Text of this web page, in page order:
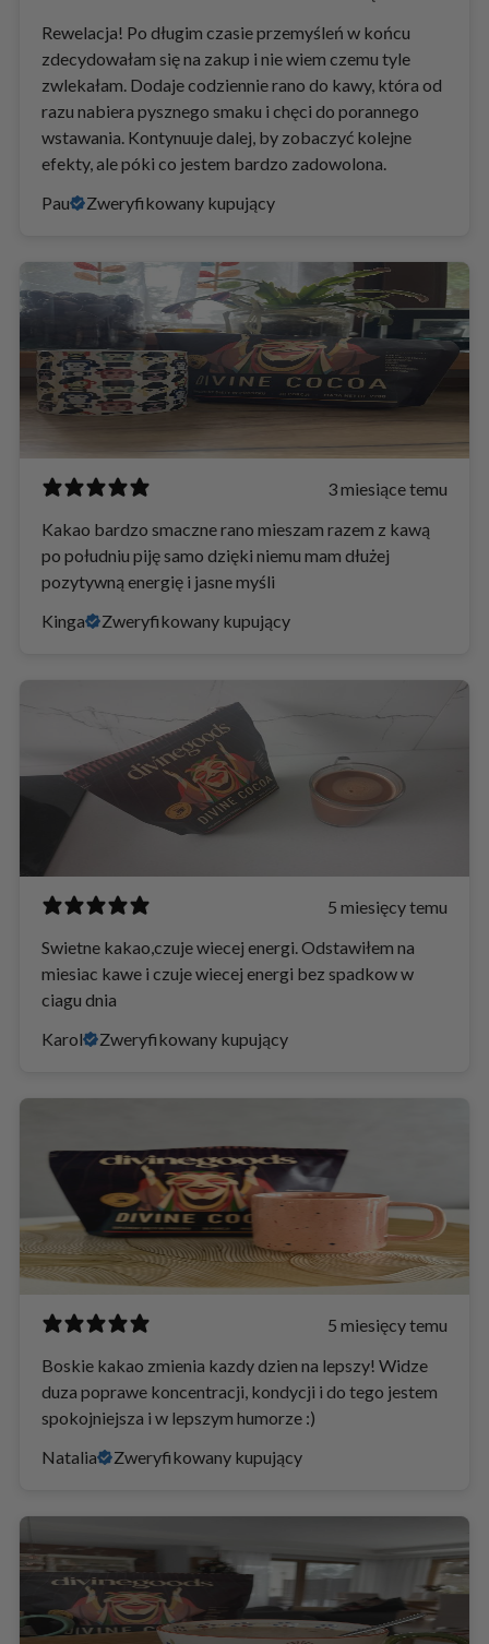
Rewelacja! Po długim czasie przemyśleń w końcu
zdecydowałam się na zakup i nie wiem czemu tyle
zwlekałam. Dodaje codziennie rano do kawy, która od
razu nabiera pysznego smaku i chęci do porannego
wstawania. Kontynuuje dalej, by zobaczyć kolejne
efekty, ale póki co jestem bardzo zadowolona.
Pau
Zweryfikowany kupujący
3 miesiące temu
Kakao bardzo smaczne rano mieszam razem z kawą
po południu piję samo dzięki niemu mam dłużej
pozytywną energię i jasne myśli
Kinga
Zweryfikowany kupujący
5 miesięcy temu
Swietne kakao,czuje wiecej energi. Odstawiłem na
miesiac kawe i czuje wiecej energi bez spadkow w
ciagu dnia
Karol
Zweryfikowany kupujący
5 miesięcy temu
Boskie kakao zmienia kazdy dzien na lepszy! Widze
duza poprawe koncentracji, kondycji i do tego jestem
spokojniejsza i w lepszym humorze :)
Natalia
Zweryfikowany kupujący